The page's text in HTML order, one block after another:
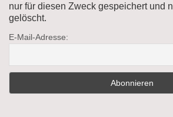
nur für diesen Zweck gespeichert und
gelöscht.
E-Mail-Adresse: